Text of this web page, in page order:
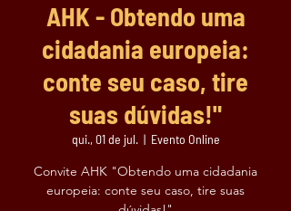
AHK - Obtendo uma
cidadania europeia:
conte seu caso, tire
suas dúvidas!"
qui., 01 de jul.
  |
Evento Online
Convite AHK "Obtendo uma cidadania
europeia: conte seu caso, tire suas